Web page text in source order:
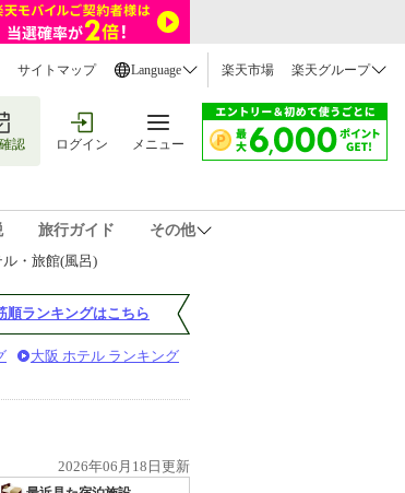
サイトマップ Language 楽天市場 楽天グループ
認 ログイン メニュー
旅行ガイド
その他
・旅館(風呂)
順ランキングはこちら
大阪 ホテル ランキング
2026年06月18日更新